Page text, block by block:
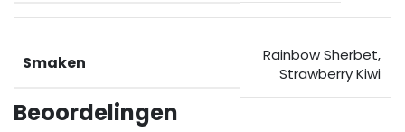
Smaken Rainbow Sherbet,
Strawberry Kiwi
Beoordelingen